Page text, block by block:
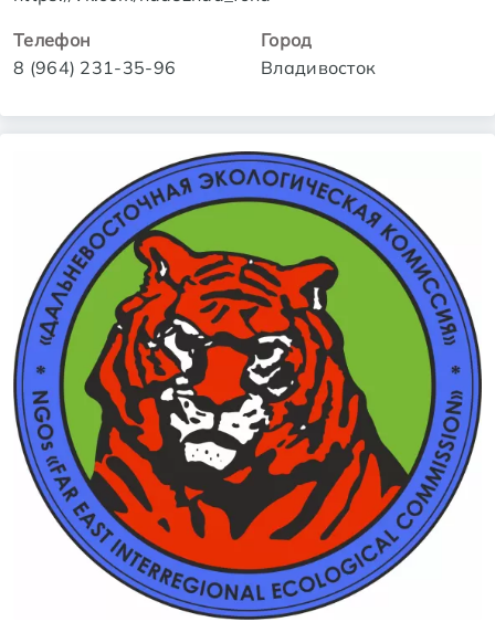
Телефон
8 (964) 231-35-96
Город
Владивосток